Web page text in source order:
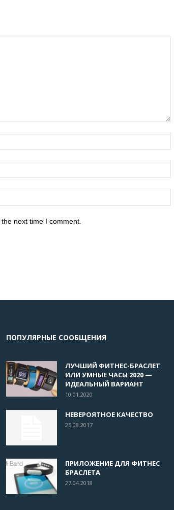
next time I comment.
ПОПУЛЯРНЫЕ СООБЩЕНИЯ
ЛУЧШИЙ ФИТНЕС-БРАСЛЕТ
ИЛИ УМНЫЕ ЧАСЫ 2020 —
ИДЕАЛЬНЫЙ ВАРИАНТ
10.01.2020
НЕВЕРОЯТНОЕ КАЧЕСТВО
25.08.2017
ПРИЛОЖЕНИЕ ДЛЯ ФИТНЕС
БРАСЛЕТА
27.04.2018